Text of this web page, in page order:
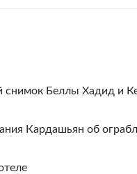
снимок Беллы Хадид и
Кардашьян об